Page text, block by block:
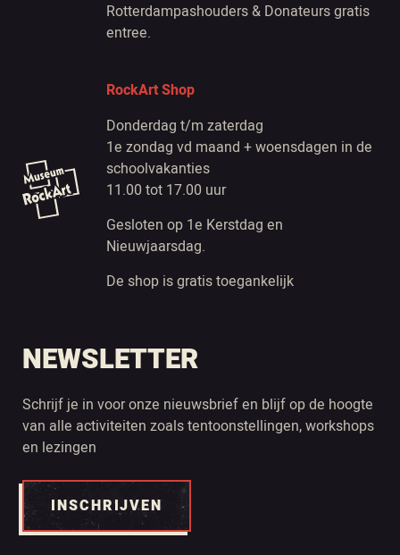
Rotterdampashouders & Donateurs gratis
entree.
RockArt Shop
Donderdag t/m zaterdag
1e zondag vd maand + woensdagen in de
schoolvakanties
11.00 tot 17.00 uur
Gesloten op 1e Kerstdag en
Nieuwjaarsdag.
De shop is gratis toegankelijk
NEWSLETTER
Schrijf je in voor onze nieuwsbrief en blijf op de hoogte
van alle activiteiten zoals tentoonstellingen, workshops
en lezingen
INSCHRIJVEN